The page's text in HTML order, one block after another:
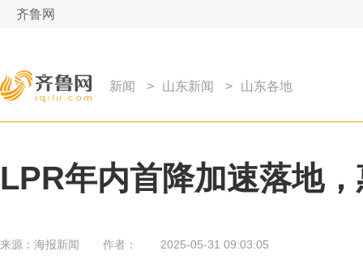
齐鲁网
新闻 > 山东新闻 > 山东各地
LPR年内首降加速落地
来源： 海报新闻 作者： 2025-05-31 09:03:05